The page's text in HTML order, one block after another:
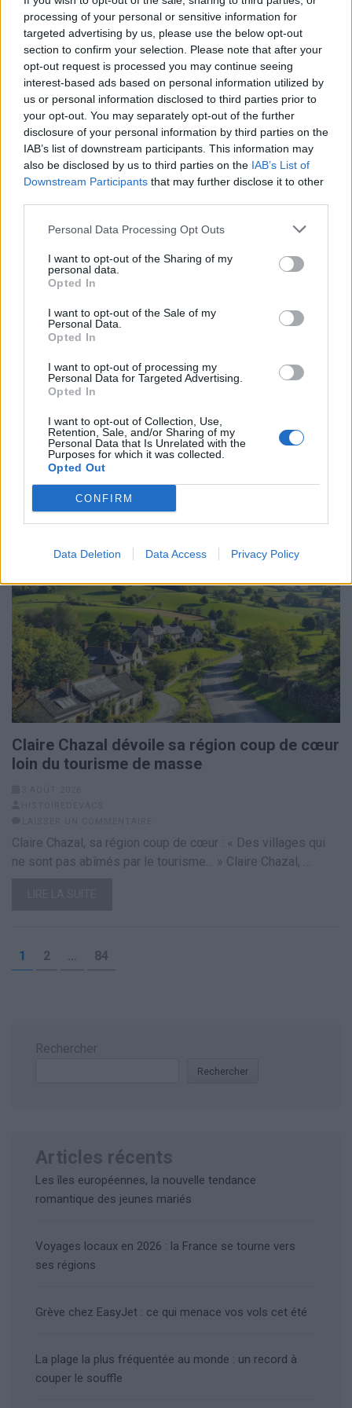
processing of your personal or sensitive information for
targeted advertising by us, please use the below opt-out
section to confirm your selection. Please note that after your
opt-out request is processed you may continue seeing
interest-based ads based on personal information utilized by
us or personal information disclosed to third parties prior to
your opt-out. You may separately opt-out of the further
disclosure of your personal information by third parties on the
IAB’s list of downstream participants. This information may
also be disclosed by us to third parties on the IAB’s List of
Downstream Participants that may further disclose it to other
Personal Data Processing Opt Outs
I want to opt-out of the Sharing of my
personal data.
Opted In
I want to opt-out of the Sale of my
Personal Data.
Opted In
I want to opt-out of processing my
Personal Data for Targeted Advertising.
Opted In
I want to opt-out of Collection, Use,
Retention, Sale, and/or Sharing of my
Personal Data that Is Unrelated with the
Purposes for which it was collected.
Opted Out
CONFIRM
Data Deletion Data Access Privacy Policy
nombreuses plages françaises. Si leurs piqûres sont
généralement peu graves, elles provoquent souvent …
LIRE LA SUITE
Pourquoi les hôtels bannissent l’adoucissant
pour un linge parfait et des machines
durables
3 AOÛT 2026
HISTOIREDEVACS
Dans le secteur hôtelier, une règle stricte est appliquée
depuis plusieurs années : l’adoucissant est interdit dans
les buanderies. Les …
LIRE LA SUITE
Claire Chazal dévoile sa région coup de cœur
loin du tourisme de masse
Claire Chazal, sa région coup de cœur : « Des villages qui
ne sont pas abîmés par le tourisme… » Claire Chazal, …
Pagination
des
PAGE
1 PAGE
2 … PAGE
84
Rechercher
Rechercher
Articles récents
Les îles européennes, la nouvelle tendance
romantique des jeunes mariés
Voyages locaux en 2026 : la France se tourne vers
ses régions
Grève chez EasyJet : ce qui menace vos vols cet été
La plage la plus fréquentée au monde : un record à
couper le souffle